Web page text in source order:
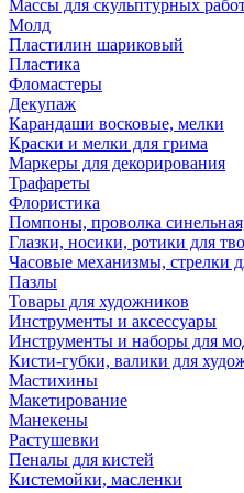
Массы для скульптурных
Молд
Пластилин шариковый
Пластика
Фломастеры
Декупаж
Карандаши восковые, мелки
Краски и мелки для грима
Маркеры для декорирования
Трафареты
Флористика
Помпоны, проволка
Глазки, носики, ротики для
Часовые механизмы, стрелки
Пазлы
Товары для художников
Инструменты и аксессуары
Инструменты и наборы для
Кисти-губки, валики для
Мастихины
Макетирование
Манекены
Растушевки
Пеналы для кистей
Кистемойки, масленки